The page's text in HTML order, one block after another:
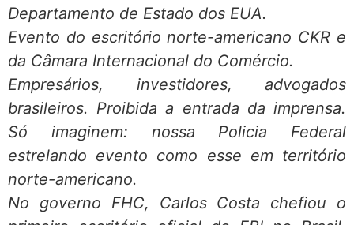
Departamento de Estado dos EUA.
Evento do escritório norte-americano CKR e
da Câmara Internacional do Comércio.
Empresários, investidores, advogados
brasileiros. Proibida a entrada da imprensa.
Só imaginem: nossa Policia Federal
estrelando evento como esse em território
norte-americano.
No governo FHC, Carlos Costa chefiou o